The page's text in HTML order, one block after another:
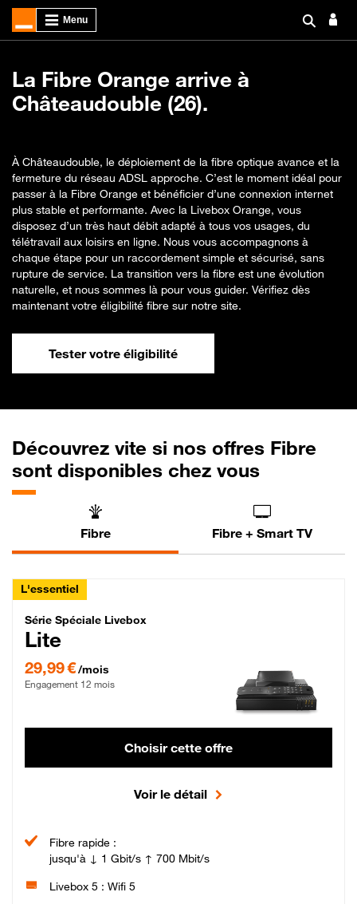
La Fibre Orange arrive à
Châteaudouble (26).
À Châteaudouble, le déploiement de la fibre optique avance et la
fermeture du réseau ADSL approche. C’est le moment idéal pour
passer à la Fibre Orange et bénéficier d’une connexion internet
plus stable et performante. Avec la Livebox Orange, vous
disposez d’un très haut débit adapté à tous vos usages, du
télétravail aux loisirs en ligne. Nous vous accompagnons à
chaque étape pour un raccordement simple et sécurisé, sans
rupture de service. La transition vers la fibre est une évolution
naturelle, et nous sommes là pour vous guider. Vérifiez dès
maintenant votre éligibilité fibre sur notre site.
Tester votre éligibilité
Découvrez vite si nos offres Fibre
sont disponibles chez vous
Fibre Fibre + Smart TV
L'essentiel
Série Spéciale Livebox Lite Fibre
Série Spéciale Livebox
Lite
29,99 €/mois
Engagement 12 mois
Choisir cette offre
Voir le détail
Fibre rapide :
jusqu'à ↓ 1 Gbit/s ↑ 700 Mbit/s
Livebox 5 : Wifi 5